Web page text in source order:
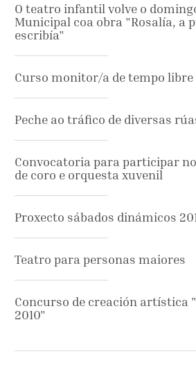
O teatro infantil volve o
Municipal coa obra "Rosalía, a
escribía"
Curso monitor/a de tempo libre
Peche ao tráfico de diversas
Convocatoria para participar
de coro e orquesta xuvenil
Proxecto sábados dinámicos
Teatro para personas maiores
Concurso de creación artística
2010"